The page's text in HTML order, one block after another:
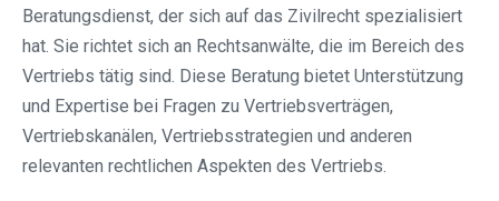
Beratungsdienst, der sich auf das Zivilrecht spezialisiert
hat. Sie richtet sich an Rechtsanwälte, die im Bereich des
Vertriebs tätig sind. Diese Beratung bietet Unterstützung
und Expertise bei Fragen zu Vertriebsverträgen,
Vertriebskanälen, Vertriebsstrategien und anderen
relevanten rechtlichen Aspekten des Vertriebs.